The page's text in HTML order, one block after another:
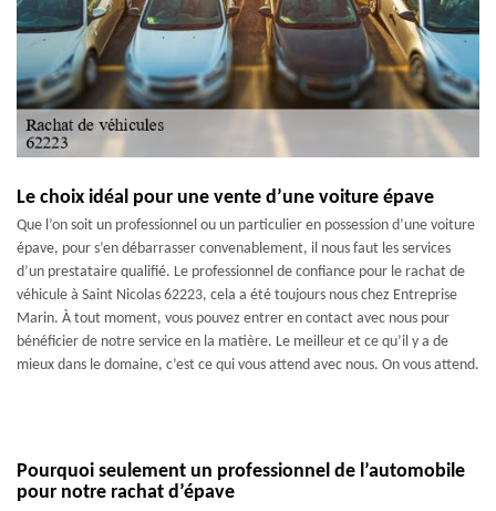
Le choix idéal pour une vente d’une voiture épave
Que l’on soit un professionnel ou un particulier en possession d’une voiture
épave, pour s’en débarrasser convenablement, il nous faut les services
d’un prestataire qualifié. Le professionnel de confiance pour le rachat de
véhicule à Saint Nicolas 62223, cela a été toujours nous chez Entreprise
Marin. À tout moment, vous pouvez entrer en contact avec nous pour
bénéficier de notre service en la matière. Le meilleur et ce qu’il y a de
mieux dans le domaine, c’est ce qui vous attend avec nous. On vous attend.
Pourquoi seulement un professionnel de l’automobile
pour notre rachat d’épave